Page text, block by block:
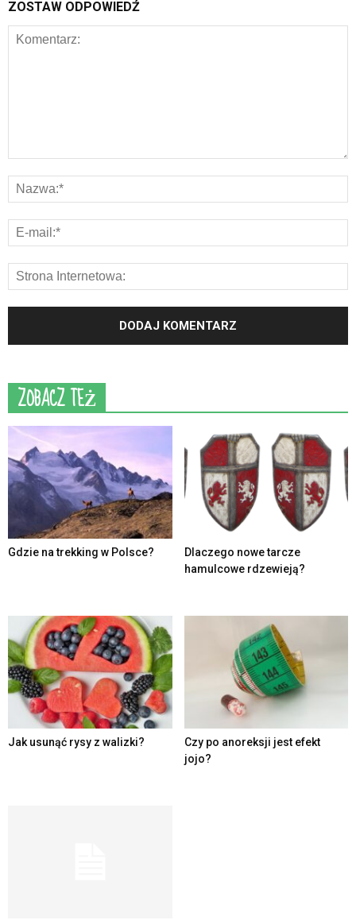
ZOSTAW ODPOWIEDŹ
ZOBACZ TEŻ
Gdzie na trekking w Polsce?
Dlaczego nowe tarcze
hamulcowe rdzewieją?
Jak usunąć rysy z walizki?
Czy po anoreksji jest efekt
jojo?